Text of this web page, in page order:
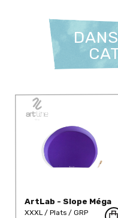
ArtLab - Slope Méga
4 - 40° Ø 120 cm
XXXL Plats
GRP